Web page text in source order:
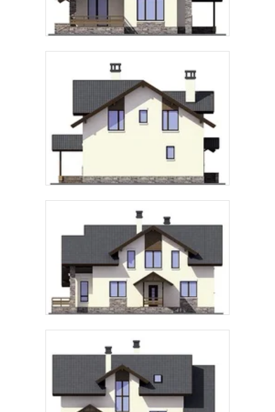
Telegram MAX
согласие на обработку персональных данных
подтверждаю, что ознакомлен(а) с
политикой
обработки персональных данных